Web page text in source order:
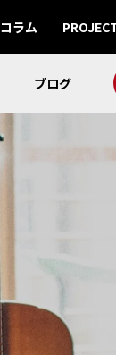
コラム
ブログ